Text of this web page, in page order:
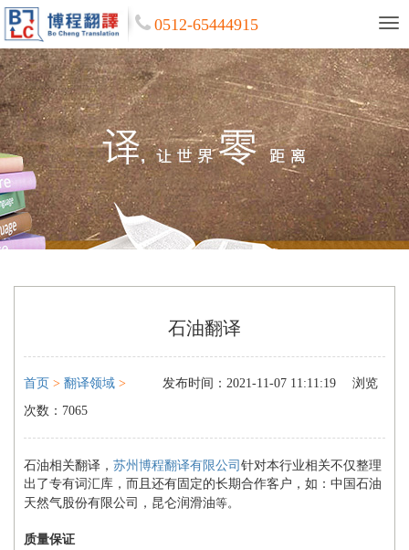
0512-65444915
石油翻译
首页 > 翻译领域 > 发布时间：2021-11-07 11:11:19
浏览
次数：7065
石油相关翻译， 苏州博程翻译有限公司 针对本行业相关不仅整理
出了专有词汇库，而且还有固定的长期合作客户，如：中国石油
天然气股份有限公司，昆仑润滑油等。
质量保证